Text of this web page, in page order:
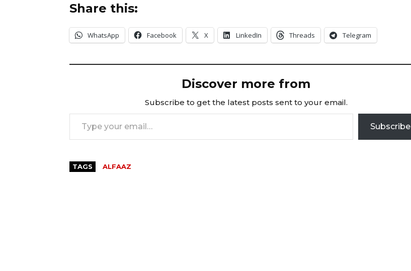
Share this:
WhatsApp Facebook X LinkedIn Threads Telegram
Discover more from
Subscribe to get the latest posts sent to your email.
Type your email…
Subscribe
TAGS ALFAAZ